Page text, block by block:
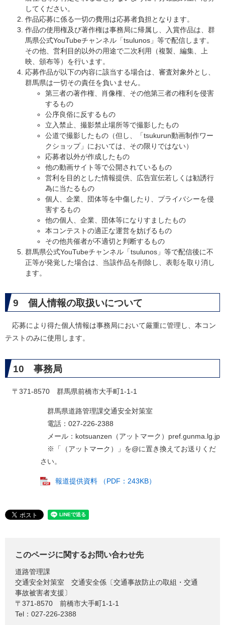
してください。
作品応募に係る一切の費用は応募者負担となります。
作品の使用権及び著作権は事務局に帰属し、入賞作品は、群
馬県公式YouTubeチャンネル「tsulunos」等で配信します。
その他、営利目的以外の用途で二次利用（複製、編集、上
映、頒布等）を行います。
応募作品が以下の内容に該当する場合は、審査対象外とし、
群馬県は一切その責任を負いません。
第三者の著作権、肖像権、その他第三者の権利を侵害
するもの
公序良俗に反するもの
立入禁止、撮影禁止場所等で撮影したもの
公道で撮影したもの（但し、「tsukurun動画制作ワー
クショップ」においては、その限りではない）
応募者以外が作成したもの
他の動画サイト等で公開されているもの
営利を目的とした情報提供、広告宣伝若しくは勧誘行
為に当たるもの
個人、企業、団体等を中傷したり、プライバシーを侵
害するもの
他の個人、企業、団体等になりすましたもの
本コンテストの適正な運営を妨げるもの
その他共催者が不適切と判断するもの
群馬県公式YouTubeチャンネル「tsulunos」等で配信後に不
正等が発覚した場合は、当該作品を削除し、表彰を取り消し
ます。
9 個人情報の取扱いについて
応募により得た個人情報は事務局において厳重に管理し、本コン
テストのみに使用します。
10 事務局
〒371-8570 群馬県前橋市大手町1-1-1
群馬県道路管理課交通安全対策室
電話：027-226-2388
メール：kotsuanzen（アットマーク）pref.gunma.lg.jp
※「（アットマーク）」を@に置き換えてお送りくだ
さい。
報道提供資料 （PDF：243KB）
このページに関するお問い合わせ先
道路管理課
交通安全対策室 交通安全係〔交通事故防止の取組・交通
事故被害者支援〕
〒371-8570
前橋市大手町1-1-1
Tel：027-226-2388